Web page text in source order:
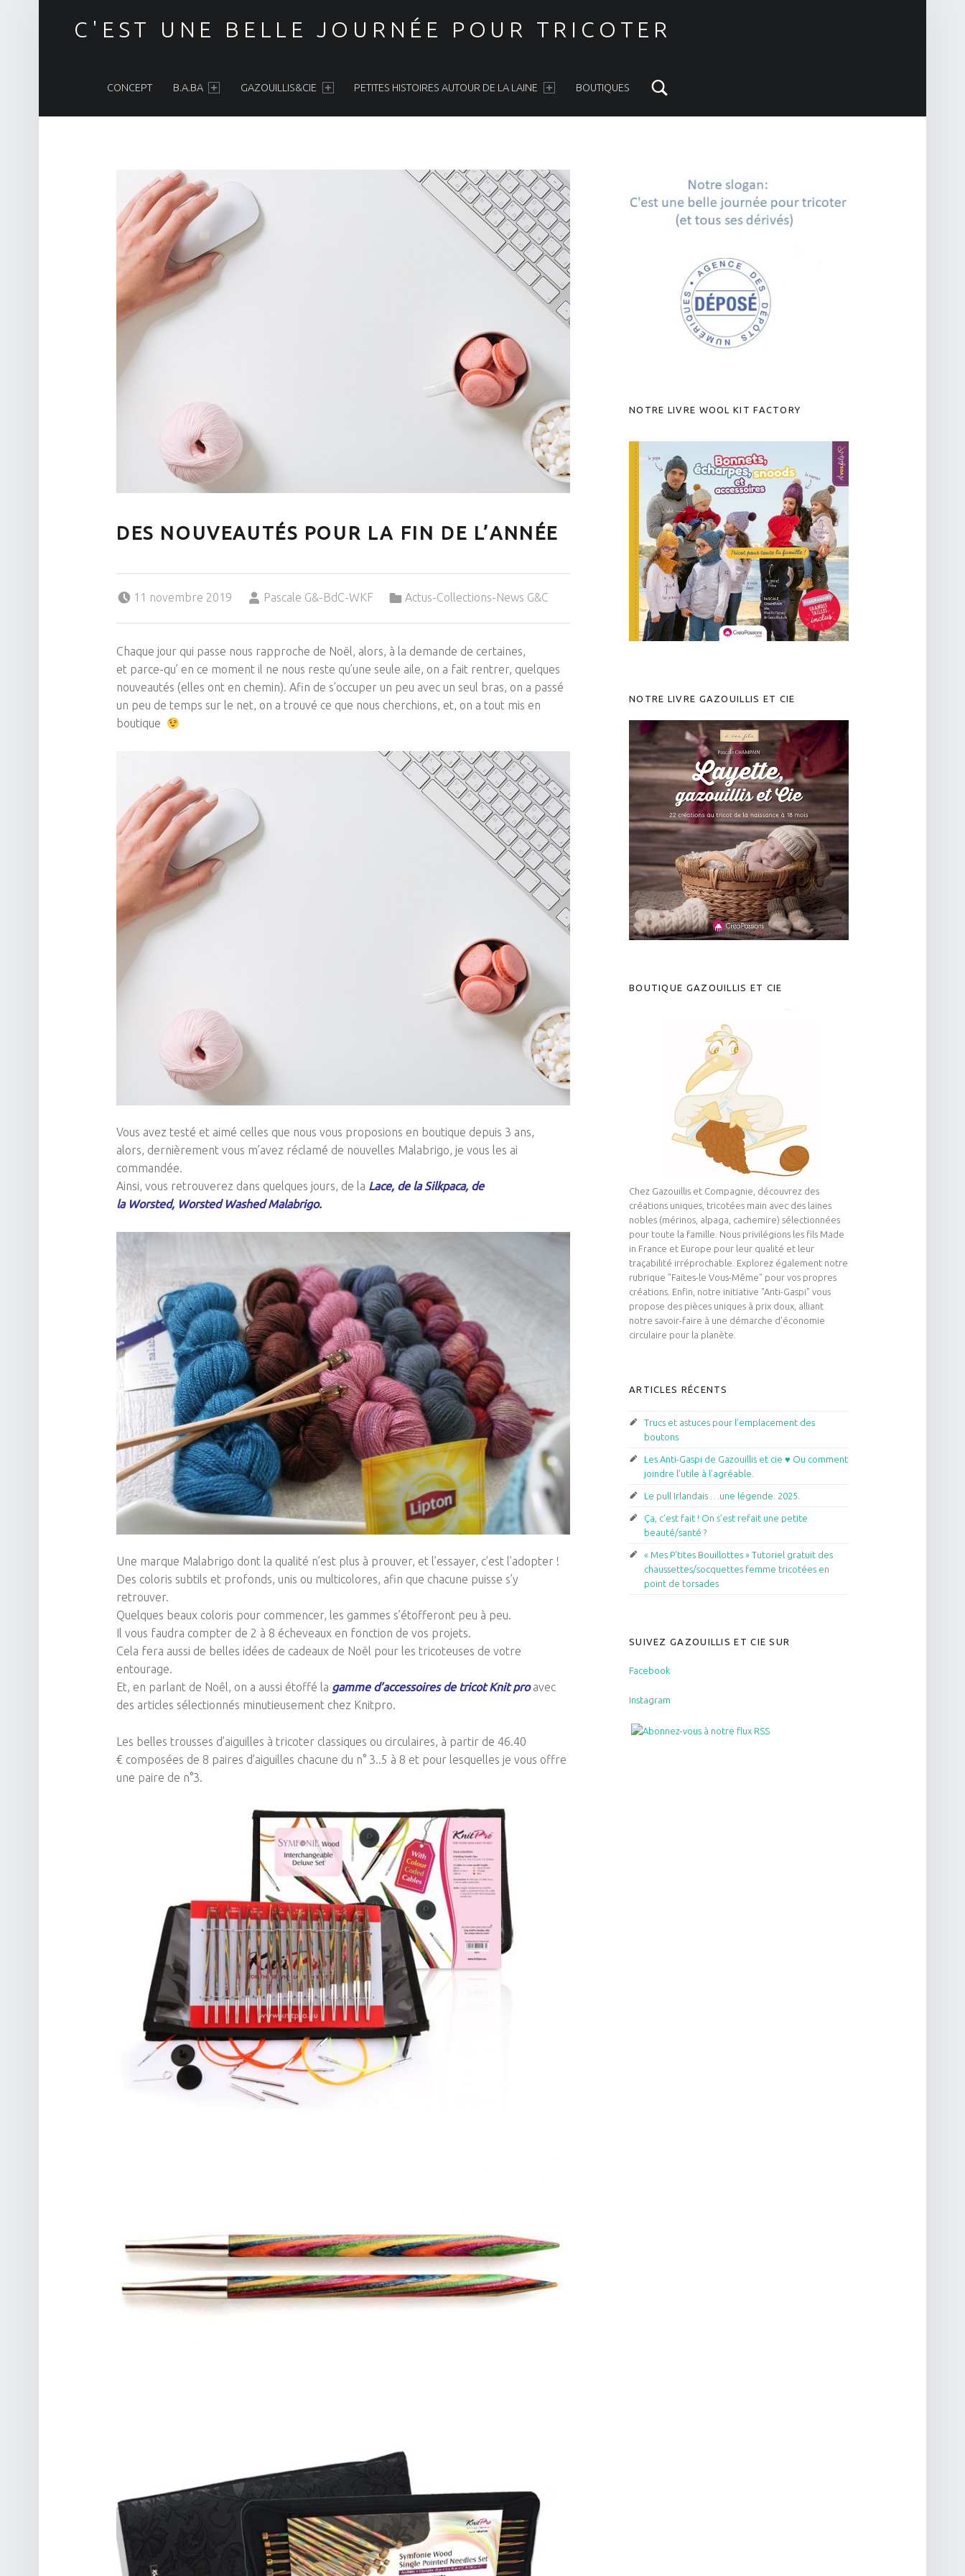
C'EST UNE BELLE JOURNÉE POUR TRICOTER
CONCEPT B.A.BA GAZOUILLIS&CIE PETITES HISTOIRES AUTOUR DE LA LAINE BOUTIQUES
DES NOUVEAUTÉS POUR LA FIN DE L’ANNÉE
11 novembre 2019
Pascale G&-BdC-WKF
Actus-Collections-News G&C
Chaque jour qui passe nous rapproche de Noël, alors, à la demande de certaines,
et parce-qu’ en ce moment il ne nous reste qu’une seule aile, on a fait rentrer, quelques
nouveautés (elles ont en chemin). Afin de s’occuper un peu avec un seul bras, on a passé
un peu de temps sur le net, on a trouvé ce que nous cherchions, et, on a tout mis en
boutique
Vous avez testé et aimé celles que nous vous proposions en boutique depuis 3 ans,
alors, dernièrement vous m’avez réclamé de nouvelles Malabrigo, je vous les ai
commandée.
Ainsi, vous retrouverez dans quelques jours, de la Lace, de laSilkpaca, de
la Worsted, Worsted Washed Malabrigo.
Une marque Malabrigo dont la qualité n’est plus à prouver, et l’essayer, c’est l’adopter !
Des coloris subtils et profonds, unis ou multicolores, afin que chacune puisse s’y
retrouver.
Quelques beaux coloris pour commencer, les gammes s’étofferont peu à peu.
Il vous faudra compter de 2 à 8 écheveaux en fonction de vos projets.
Cela fera aussi de belles idées de cadeaux de Noël pour les tricoteuses de votre
entourage.
Et, en parlant de Noêl, on a aussi étoffé la gamme d’accessoires de tricot Knit pro avec
des articles sélectionnés minutieusement chez Knitpro.
Les belles trousses d’aiguilles à tricoter classiques ou circulaires, à partir de 46.40
€ composées de 8 paires d’aiguilles chacune du n° 3..5 à 8 et pour lesquelles je vous offre
une paire de n°3.
NOTRE LIVRE WOOL KIT FACTORY
NOTRE LIVRE GAZOUILLIS ET CIE
BOUTIQUE GAZOUILLIS ET CIE
Chez Gazouillis et Compagnie, découvrez des
créations uniques, tricotées main avec des laines
nobles (mérinos, alpaga, cachemire) sélectionnées
pour toute la famille. Nous privilégions les fils Made
in France et Europe pour leur qualité et leur
traçabilité irréprochable. Explorez également notre
rubrique "Faites-le Vous-Même" pour vos propres
créations. Enfin, notre initiative "Anti-Gaspi" vous
propose des pièces uniques à prix doux, alliant
notre savoir-faire à une démarche d'économie
circulaire pour la planète.
ARTICLES RÉCENTS
Trucs et astuces pour l’emplacement des
boutons
Les Anti-Gaspi de Gazouillis et cie ♥ Ou comment
joindre l’utile à l’agréable.
Le pull Irlandais …une légende. 2025.
Ça, c’est fait ! On s’est refait une petite
beauté/santé ?
« Mes P’tites Bouillottes » Tutoriel gratuit des
chaussettes/socquettes femme tricotées en
point de torsades
SUIVEZ GAZOUILLIS ET CIE SUR
Facebook
Instagram